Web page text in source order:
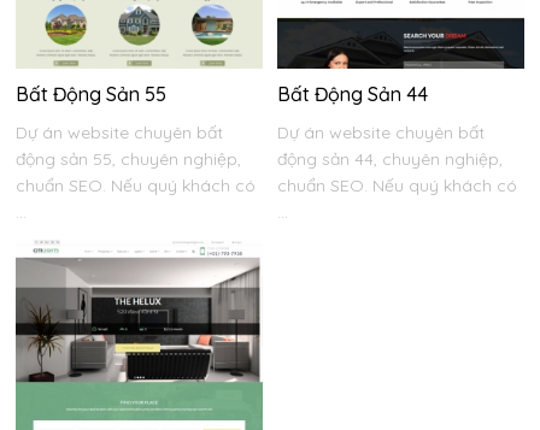
Bất Động Sản 55
Dự án website chuyên bất
động sản 55, chuyên nghiệp,
chuẩn SEO. Nếu quý khách có
...
Bất Động Sản 44
Dự án website chuyên bất
động sản 44, chuyên nghiệp,
chuẩn SEO. Nếu quý khách có
...